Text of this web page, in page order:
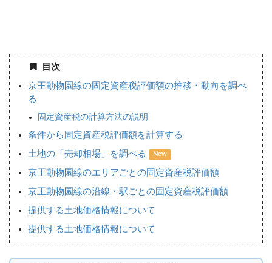
目次
京王動物園線の固定資産税評価額の推移・動向を調べ
る
固定資産税の計算方法の説明
条件から固定資産税評価額を計算する
土地の「売却相場」を調べる New
京王動物園線のエリアごとの固定資産税評価額
京王動物園線の沿線・駅ごとの固定資産税評価額
提供する土地価格情報について
提供する土地価格情報について